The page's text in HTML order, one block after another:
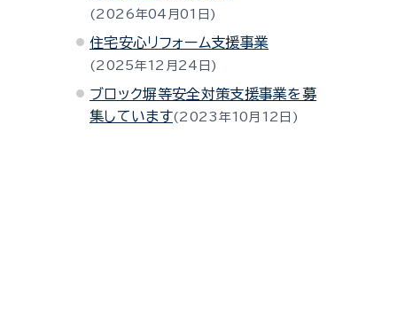
2026年04月01日
住宅安心リフォーム支援事業
2025年12月24日
ブロック塀等安全対策支援事業を募
集しています 2023年10月12日